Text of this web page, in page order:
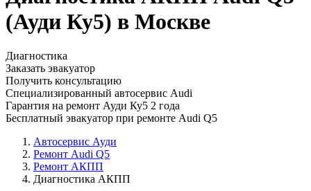
(Ауди Ку5) в Москве
Диагностика
Заказать эвакуатор
Получить консультацию
Специализированный автосервис Audi
Гарантия на ремонт Ауди Ку5 2 года
Бесплатный эвакуатор при ремонте Audi Q5
Автосервис Ауди
Ремонт Audi Q5
Ремонт АКПП
Диагностика АКПП